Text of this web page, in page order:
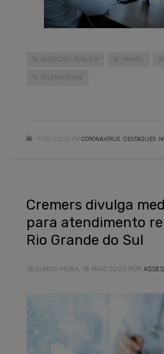
AÇÃO CIVIL PÚBLICA PANVEL
TELEMEDICINA
PUBLICADO EM CORONAVÍRUS DESTAQUES
Cremers divulga
para atendimento
Rio Grande do Sul
SEGUNDA-FEIRA, 18 MAIO 2020 POR